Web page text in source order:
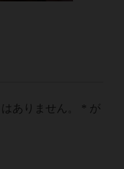
ありません。
が